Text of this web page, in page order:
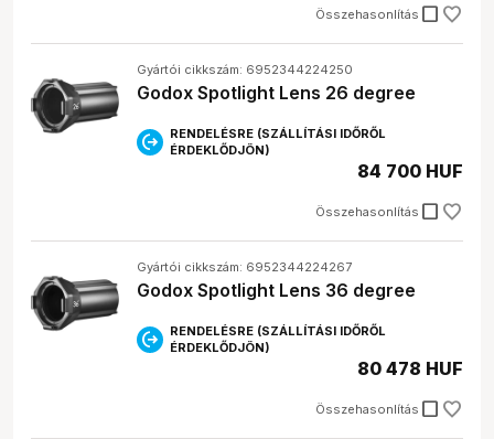
Összehasonlítás check_box_outline_blank
Gyártói cikkszám: 6952344224250
Godox Spotlight Lens 26 degree
RENDELÉSRE (SZÁLLÍTÁSI IDŐRŐL
ÉRDEKLŐDJÖN)
Összehasonlítás check_box_outline_blank
84 700 HUF
Gyártói cikkszám: 6952344224267
Godox Spotlight Lens 36 degree
RENDELÉSRE (SZÁLLÍTÁSI IDŐRŐL
ÉRDEKLŐDJÖN)
Összehasonlítás check_box_outline_blank
80 478 HUF